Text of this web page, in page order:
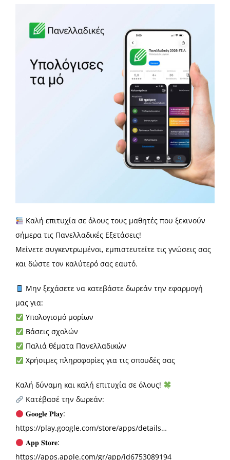
ΕΠΙΚΟΙΝΩΝΙΑ
Καλή επιτυχία σε όλους τους μαθητές που ξεκινούν
σήμερα τις Πανελλαδικές Εξετάσεις!
Μείνετε συγκεντρωμένοι, εμπιστευτείτε τις γνώσεις σας
και δώστε τον καλύτερό σας εαυτό.
Μην ξεχάσετε να κατεβάστε δωρεάν την εφαρμογή
μας για:
Υπολογισμό μορίων
Βάσεις σχολών
Παλιά θέματα Πανελλαδικών
Χρήσιμες πληροφορίες για τις σπουδές σας
Καλή δύναμη και καλή επιτυχία σε όλους!
Κατέβασέ την δωρεάν:
𝐆𝐨𝐨𝐠𝐥𝐞 𝐏𝐥𝐚𝐲:
https://play.google.com/store/apps/details…
𝐀𝐩𝐩 𝐒𝐭𝐨𝐫𝐞:
https://apps.apple.com/gr/app/id6753089194